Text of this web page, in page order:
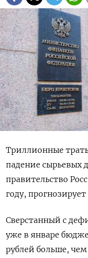
Триллионные
падение сырьевых
правительство
году,
Сверстанный с
уже в январе
рублей больше,